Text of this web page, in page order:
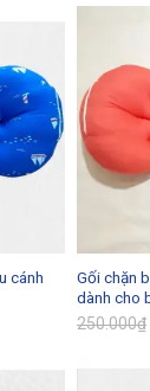
cánh
Gối chặn
dành cho
250.000₫